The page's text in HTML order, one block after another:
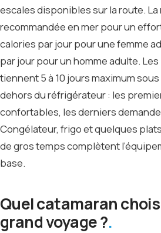
escales disponibles sur la route.
recommandée en mer pour un
calories par jour pour une femme
par jour pour un homme adulte.
tiennent 5 à 10 jours maximum
dehors du réfrigérateur : les
confortables, les derniers
Congélateur, frigo et quelques
de gros temps complètent
base.
Quel catamaran
grand voyage ?